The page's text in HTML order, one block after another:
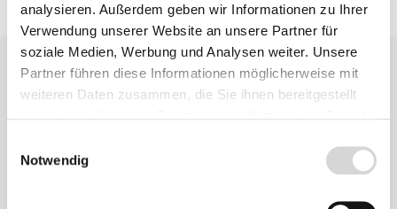
analysieren. Außerdem geben wir Informationen zu Ihrer
Verwendung unserer Website an unsere Partner für
soziale Medien, Werbung und Analysen weiter. Unsere
Partner führen diese Informationen möglicherweise mit
weiteren Daten zusammen, die Sie ihnen bereitgestellt
Notwendig
Zu diesem